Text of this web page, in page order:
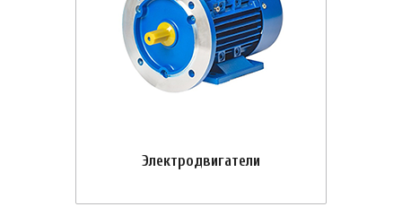
Электродвигатели